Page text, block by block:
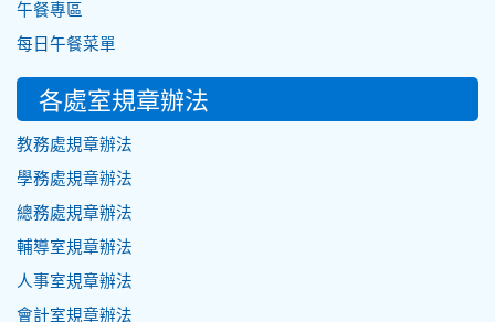
午餐專區
每日午餐菜單
各處室規章辦法
教務處規章辦法
學務處規章辦法
總務處規章辦法
輔導室規章辦法
人事室規章辦法
會計室規章辦法